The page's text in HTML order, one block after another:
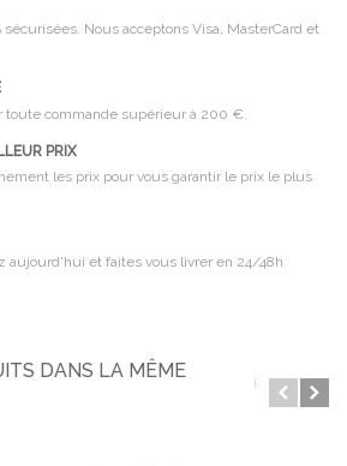
sécurisées. Nous acceptons Visa, MasterCard et
toute commande supérieur à 200 €.
PRIX
les prix pour vous garantir le prix le plus
aujourd'hui et faites vous livrer en 24/48h
DANS LA MÊME